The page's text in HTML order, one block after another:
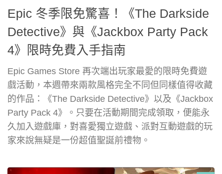
Epic 冬季限免驚喜！《The Darkside
Detective》與《Jackbox Party Pack
4》限時免費入手指南
Epic Games Store 再次端出玩家最愛的限時免費遊
戲活動，本週帶來兩款風格完全不同但同樣值得收藏
的作品：《The Darkside Detective》以及《Jackbox
Party Pack 4》。只要在活動期間完成領取，便能永
久加入遊戲庫，對喜愛獨立遊戲、派對互動遊戲的玩
家來說無疑是一份超值聖誕前禮物。